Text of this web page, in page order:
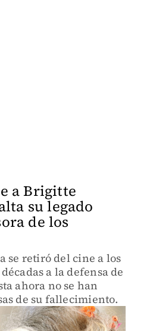
a Brigitte
su legado
de los
se retiró del cine a los
a la defensa de
ahora no se han
de su fallecimiento.